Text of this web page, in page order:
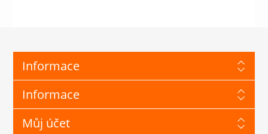
Informace
Informace
Můj účet